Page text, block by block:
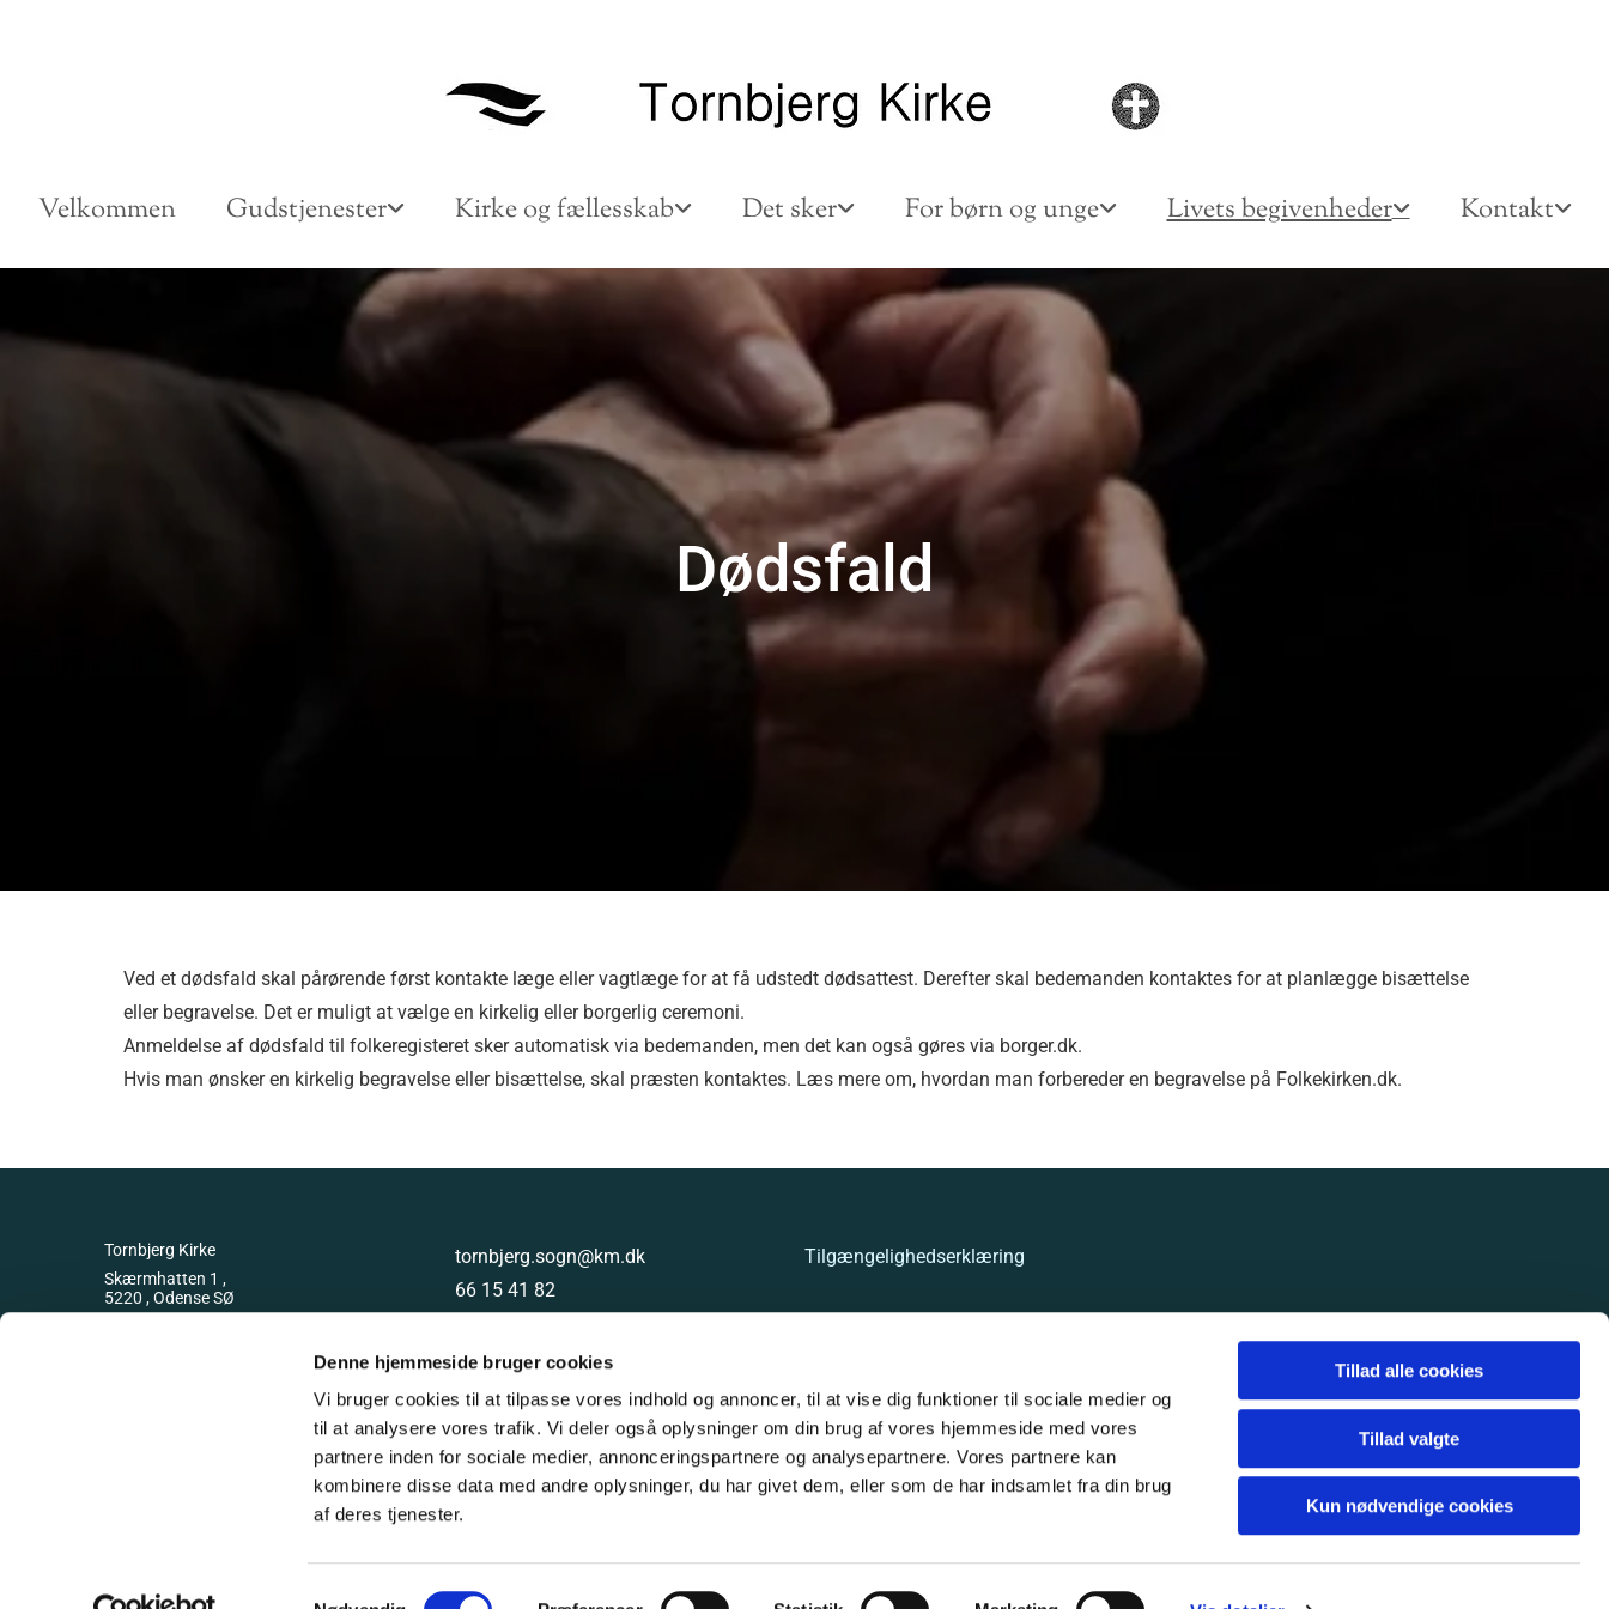
Denne hjemmeside bruger cookies
Vi bruger cookies til at tilpasse vores indhold og annoncer, til at vise dig funktioner til sociale medier og
til at analysere vores trafik. Vi deler også oplysninger om din brug af vores hjemmeside med vores
partnere inden for sociale medier, annonceringspartnere og analysepartnere. Vores partnere kan
kombinere disse data med andre oplysninger, du har givet dem, eller som de har indsamlet fra din brug
af deres tjenester.
Samtykkevalg
Tillad alle cookies
Tillad valgte
Kun nødvendige cookies
Velkommen Gudstjenester Kirke og fællesskab Det sker For børn og unge Livets begivenheder Kontakt
Dødsfald
Ved et dødsfald skal pårørende først kontakte læge eller vagtlæge for at få udstedt dødsattest. Derefter skal bedemanden kontaktes for at planlægge bisættelse
eller begravelse. Det er muligt at vælge en kirkelig eller borgerlig ceremoni.
Anmeldelse af dødsfald til folkeregisteret sker automatisk via bedemanden, men det kan også gøres via borger.dk.
Hvis man ønsker en kirkelig begravelse eller bisættelse, skal præsten kontaktes. Læs mere om, hvordan man forbereder en begravelse på Folkekirken.dk.
Tornbjerg Kirke
Skærmhatten 1 ,
5220 , Odense SØ
tornbjerg.sogn@km.dk
66 15 41 82
Tilgængelighedserklæring
Privatlivspolitik Log på ChurchDesk